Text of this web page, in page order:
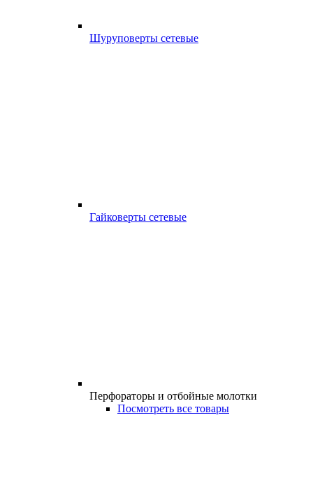
Шуруповерты сетевые
Гайковерты сетевые
Перфораторы и отбойные молотки
Посмотреть все товары